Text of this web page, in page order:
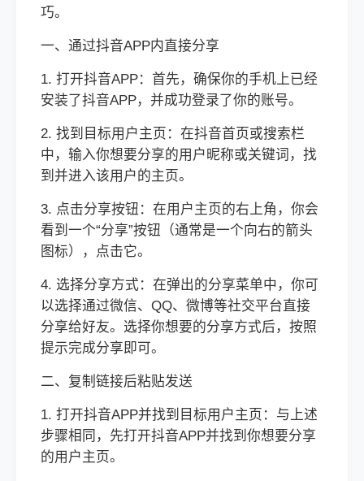
巧。
一、通过抖音APP内直接分享
1. 打开抖音APP：首先，确保你的手机上已经
安装了抖音APP，并成功登录了你的账号。
2. 找到目标用户主页：在抖音首页或搜索栏
中，输入你想要分享的用户昵称或关键词，找
到并进入该用户的主页。
3. 点击分享按钮：在用户主页的右上角，你会
看到一个“分享”按钮（通常是一个向右的箭头
图标），点击它。
4. 选择分享方式：在弹出的分享菜单中，你可
以选择通过微信、QQ、微博等社交平台直接
分享给好友。选择你想要的分享方式后，按照
提示完成分享即可。
二、复制链接后粘贴发送
1. 打开抖音APP并找到目标用户主页：与上述
步骤相同，先打开抖音APP并找到你想要分享
的用户主页。